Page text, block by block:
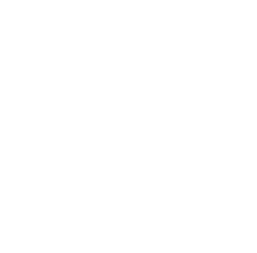
formalités locales en
pour trouver une
trajets vers Paris et aux
AUTOMOBILE
À